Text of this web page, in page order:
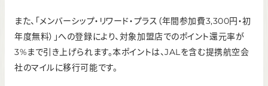
20歳以上会社経営者 または 個人事業主
利用可能枠
一律の制限なし
※個々の審査に基づいて決定
また、「メンバーシップ・リワード・プラス（年間参加費3,300円・初
年度無料）」への登録により、対象加盟店でのポイント還元率が
3%まで引き上げられます。本ポイントは、JALを含む提携航空会
社のマイルに移行可能です。